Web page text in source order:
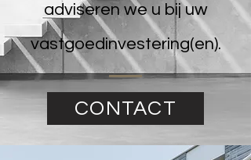
adviseren we u bij uw
vastgoedinvestering(en).
CONTACT